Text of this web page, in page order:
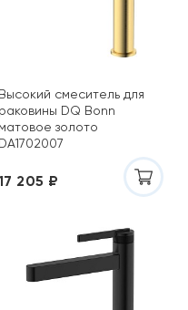
Высокий смеситель для
раковины DQ Bonn
матовое золото
DA1702007
205 ₽